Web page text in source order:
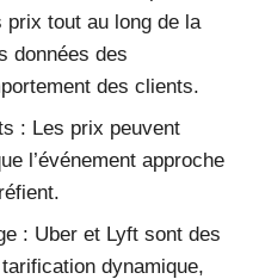
tout au long de la
données des
des clients.
: Les prix peuvent
l’événement approche
: Uber et Lyft sont des
dynamique,